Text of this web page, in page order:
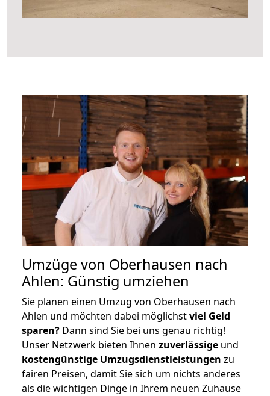
Umzüge von Oberhausen nach
Ahlen: Günstig umziehen
Sie planen einen Umzug von Oberhausen nach
Ahlen und möchten dabei möglichstviel Geld
sparen? Dann sind Sie bei uns genau richtig!
Unser Netzwerk bieten Ihnen zuverlässige und
kostengünstige Umzugsdienstleistungen zu
fairen Preisen, damit Sie sich um nichts anderes
als die wichtigen Dinge in Ihrem neuen Zuhause